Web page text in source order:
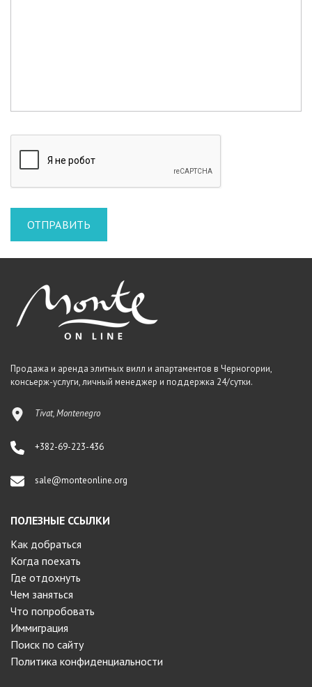
Продажа и аренда элитных вилл и апартаментов в Черногории,
консьерж-услуги, личный менеджер и поддержка 24/сутки.
Tivat, Montenegro
+382-69-223-436
sale@monteonline.org
ПОЛЕЗНЫЕ ССЫЛКИ
Как добраться
Когда поехать
Где отдохнуть
Чем заняться
Что попробовать
Иммиграция
Поиск по сайту
Политика конфиденциальности